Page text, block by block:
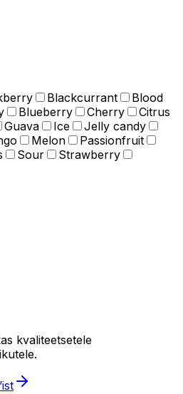
Blackcurrant
Blood
Blueberry Cherry
Citrus
Guava Ice
Jelly candy
Melon
Passionfruit
Sour
Strawberry
kvaliteetsetele